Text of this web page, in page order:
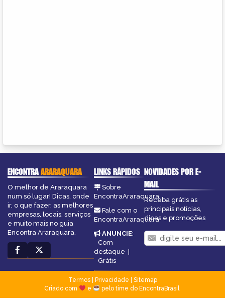
ENCONTRAARARAQUARA
O melhor de Araraquara
num só lugar! Dicas, onde
ir, o que fazer, as melhores
empresas, locais, serviços
e muito mais no guia
Encontra Araraquara.
LINKS RÁPIDOS
Sobre
EncontraAraraquara
Fale com o
EncontraAraraquara
ANUNCIE:
Com
destaque |
Grátis
NOVIDADES POR E-
MAIL
Receba grátis as
principais notícias,
dicas e promoções
Termos| Privacidade
Sitemap
Criado com
e pelo time do EncontraBrasil